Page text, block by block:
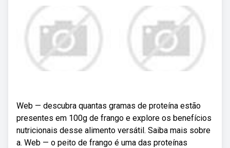
Web — descubra quantas gramas de proteína estão
presentes em 100g de frango e explore os benefícios
nutricionais desse alimento versátil. Saiba mais sobre
a. Web — o peito de frango é uma das proteínas